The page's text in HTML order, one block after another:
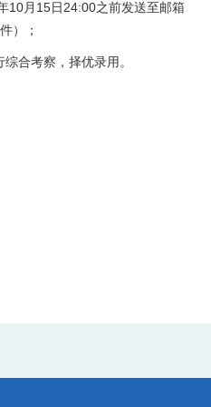
10月15日24:00之前发送至邮箱
）；
合考察，择优录用。